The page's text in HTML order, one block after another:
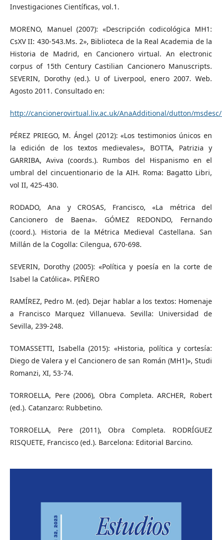
Investigaciones Científicas, vol.1.
MORENO, Manuel (2007): «Descripción codicológica MH1:
CsXV II: 430-543.Ms. 2», Biblioteca de la Real Academia de la
Historia de Madrid, en Cancionero virtual. An electronic
corpus of 15th Century Castilian Cancionero Manuscripts.
SEVERIN, Dorothy (ed.). U of Liverpool, enero 2007. Web.
Agosto 2011. Consultado en:
http://cancionerovirtual.liv.ac.uk/AnaAdditional/dutton/
PÉREZ PRIEGO, M. Ángel (2012): «Los testimonios únicos en
la edición de los textos medievales», BOTTA, Patrizia y
GARRIBA, Aviva (coords.). Rumbos del Hispanismo en el
umbral del cincuentionario de la AIH. Roma: Bagatto Libri,
vol II, 425-430.
RODADO, Ana y CROSAS, Francisco, «La métrica del
Cancionero de Baena». GÓMEZ REDONDO, Fernando
(coord.). Historia de la Métrica Medieval Castellana. San
Millán de la Cogolla: Cilengua, 670-698.
SEVERIN, Dorothy (2005): «Política y poesía en la corte de
Isabel la Católica». PIÑERO
RAMÍREZ, Pedro M. (ed). Dejar hablar a los textos: Homenaje
a Francisco Marquez Villanueva. Sevilla: Universidad de
Sevilla, 239-248.
TOMASSETTI, Isabella (2015): «Historia, política y cortesía:
Diego de Valera y el Cancionero de san Román (MH1)», Studi
Romanzi, XI, 53-74.
TORROELLA, Pere (2006), Obra Completa. ARCHER, Robert
(ed.). Catanzaro: Rubbetino.
TORROELLA, Pere (2011), Obra Completa. RODRÍGUEZ
RISQUETE, Francisco (ed.). Barcelona: Editorial Barcino.